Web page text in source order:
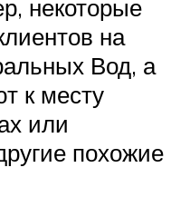
некоторые
на
Вод, а
к месту
или
похожие